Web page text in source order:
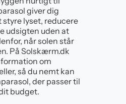
giver dig
lyset, reducere
udsigten uden at
når solen står
På Solskærm.dk
om
så du nemt kan
der passer til
budget.